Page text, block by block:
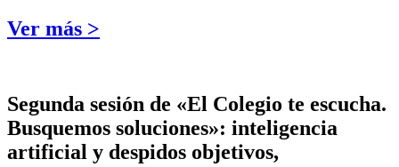
Ver más >
Segunda sesión de «El Colegio te escucha.
Busquemos soluciones»: inteligencia
artificial y despidos objetivos,